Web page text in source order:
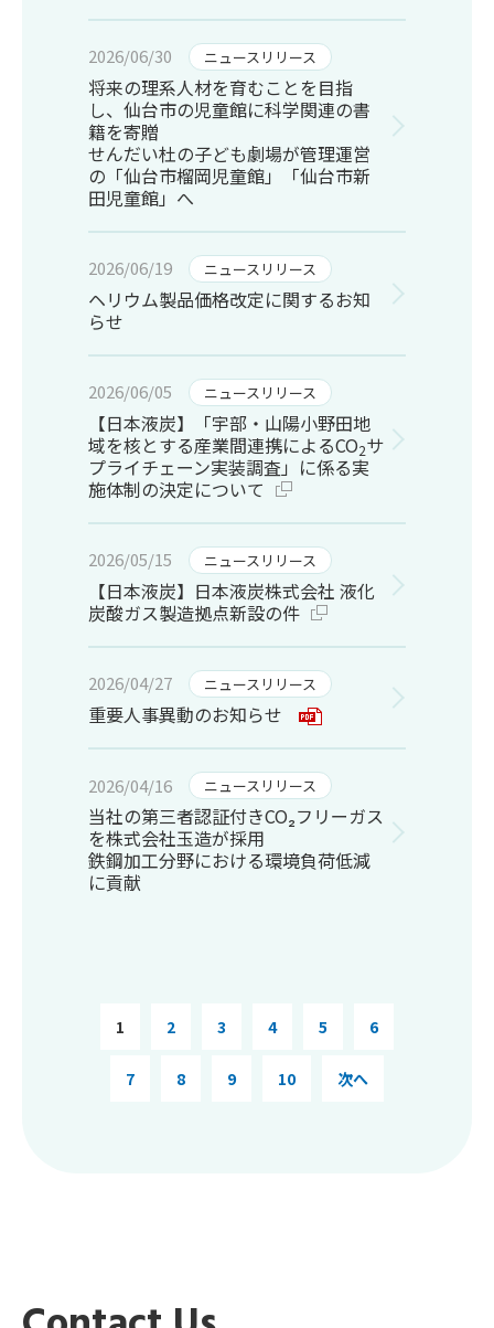
2026/06/30 ニュースリリース
将来の理系人材を育むことを目指
し、仙台市の児童館に科学関連の書
籍を寄贈
せんだい杜の子ども劇場が管理運営
の「仙台市榴岡児童館」「仙台市新
田児童館」へ
2026/06/19 ニュースリリース
ヘリウム製品価格改定に関するお知
らせ
2026/06/05 ニュースリリース
【日本液炭】「宇部・山陽小野田地
域を核とする産業間連携によるCO2サ
プライチェーン実装調査」に係る実
施体制の決定について
2026/05/15 ニュースリリース
【日本液炭】日本液炭株式会社 液化
炭酸ガス製造拠点新設の件
2026/04/27 ニュースリリース
重要人事異動のお知らせ
2026/04/16 ニュースリリース
当社の第三者認証付きCO₂フリーガス
を株式会社玉造が採用
鉄鋼加工分野における環境負荷低減
に貢献
1 2 3 4 5 6
7 8 9 10 次へ